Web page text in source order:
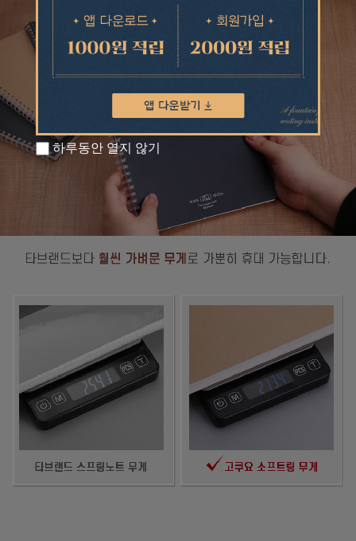
하루동안 열지 않기